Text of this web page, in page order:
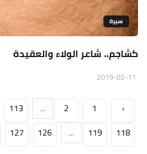
سيرة
كشاجم.. شاعر الولاء والعقيدة
‹
1
2
...
113
118
119
...
126
127